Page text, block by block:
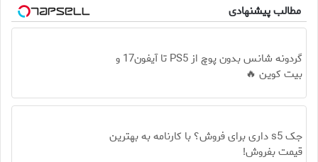
مطالب پیشنهادی
گردونه شانس بدون پوچ از PS5 تا آیفون17 و
بیت کوین 🔥
جک s5 داری برای فروش؟ با کارنامه به بهترین
قیمت بفروش!